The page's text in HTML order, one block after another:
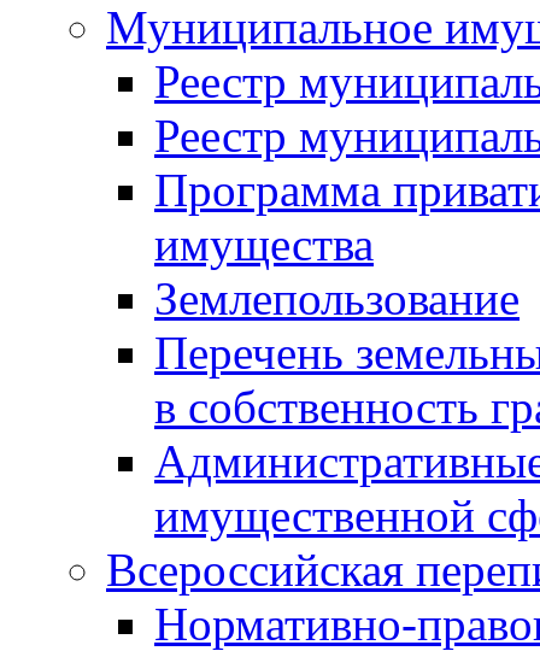
Муниципальное
Реестр
Реестр
Программа
имущества
Землепользование
Перечень
в собственность
имущественной
Всероссийская
Нормативно-